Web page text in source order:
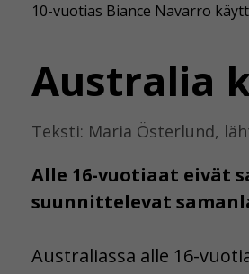
Australia
Teksti: Maria Österlund,
Alle 16-vuotiaat eivät
suunnittelevat
10-vuotias Biance Navarro
Australiassa alle 16-